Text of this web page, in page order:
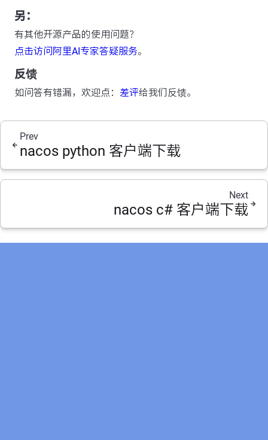
另：
有其他开源产品的使用问题？
点击访问阿里AI专家答疑服务。
反馈
如问答有错漏，欢迎点： 差评给我们反馈。
Prev
nacos python 客户端下载
Next
nacos c# 客户端下载